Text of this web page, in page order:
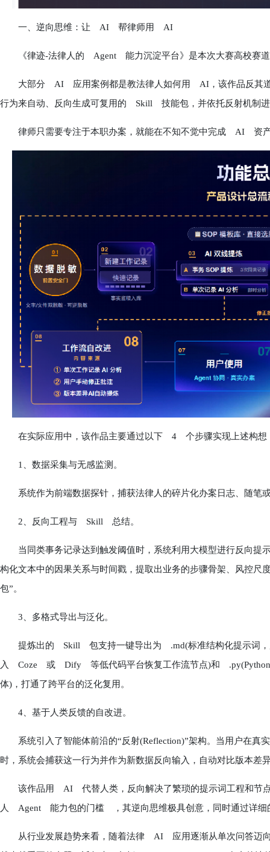
一、逆向思维：让 AI 帮律师用 AI
《律迹-法律人的 Agent 能力沉淀平台》是本次大赛高校赛道
大部分 AI 应用案例都是教法律人如何用 AI，该作品反其道
行为来自动、反向生成可复用的 Skill 技能包，并依托反射机制
律师只需要专注于本职办案，就能在不知不觉中完成 AI 资产
在实际应用中，该作品主要通过以下 4 个步骤实现上述构想
1、数据采集与无感监测。
系统作为前端数据探针，捕获法律人的碎片化办案日志、随笔
2、反向工程与 Skill 总结。
当同类事务记录达到触发阈值时，系统利用大模型进行反向提
构化文本中的因果关系与时间戳，提取出业务的步骤骨架、风控
包”。
3、多格式导出与泛化。
提炼出的 Skill 包支持一键导出为 .md(标准结构化提示词，用
入 Coze 或 Dify 等低代码平台恢复工作流节点)和 .py(Python
体)，打通了跨平台的泛化复用。
4、基于人类反馈的自改进。
系统引入了智能体前沿的“反射(Reflection)”架构。当用户在
时，系统会捕获这一行为并作为新数据反向输入，自动对比版本差
该作品用 AI 代替人类，反向解决了繁琐的提示词工程和节点
人 Agent 能力包的门槛 ，其逆向思维极具创意，同时通过详细
从行业发展趋势来看，随着法律 AI 应用逐渐从单次问答迈向